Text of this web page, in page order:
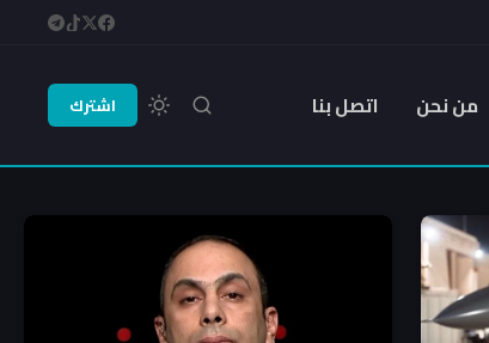
من نحن اتصل بنا اشترك